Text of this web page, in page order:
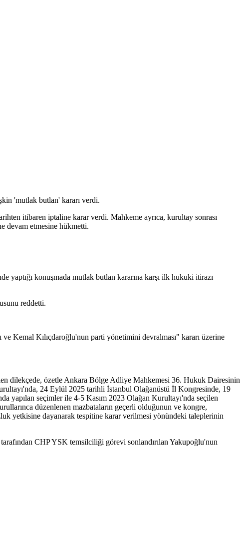
'mutlak butlan' kararı verdi.
itibaren iptaline karar verdi. Mahkeme ayrıca, kurultay sonrası
devam etmesine hükmetti.
yaptığı konuşmada mutlak butlan kararına karşı ilk hukuki itirazı
reddetti.
Kemal Kılıçdaroğlu'nun parti yönetimini devralması" kararı üzerine
dilekçede, özetle Ankara Bölge Adliye Mahkemesi 36. Hukuk Dairesinin
24 Eylül 2025 tarihli İstanbul Olağanüstü İl Kongresinde, 19
yapılan seçimler ile 4-5 Kasım 2023 Olağan Kurultayı'nda seçilen
düzenlenen mazbataların geçerli olduğunun ve kongre,
yetkisine dayanarak tespitine karar verilmesi yönündeki taleplerinin
CHP YSK temsilciliği görevi sonlandırılan Yakupoğlu'nun